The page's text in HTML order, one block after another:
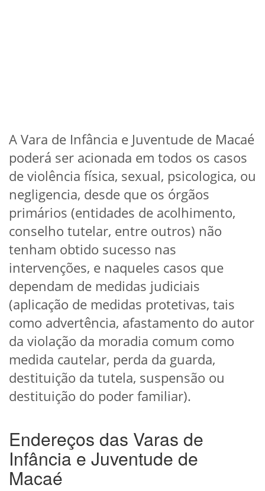
A Vara de Infância e Juventude de Macaé
poderá ser acionada em todos os casos
de violência física, sexual, psicologica, ou
negligencia, desde que os órgãos
primários (entidades de acolhimento,
conselho tutelar, entre outros) não
tenham obtido sucesso nas
intervenções, e naqueles casos que
dependam de medidas judiciais
(aplicação de medidas protetivas, tais
como advertência, afastamento do autor
da violação da moradia comum como
medida cautelar, perda da guarda,
destituição da tutela, suspensão ou
destituição do poder familiar).
Endereços das Varas de
Infância e Juventude de
Macaé